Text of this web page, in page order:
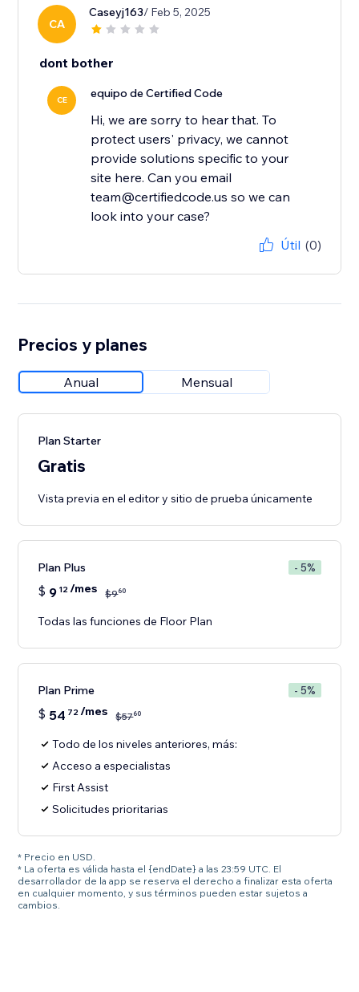
CA
Caseyj163/ Feb 5, 2025
dont bother
CE equipo de Certified Code
Hi, we are sorry to hear that. To
protect users' privacy, we cannot
provide solutions specific to your
site here. Can you email
team@certifiedcode.us so we can
look into your case?
Útil (0)
Precios y planes
Anual Mensual
Plan Starter
Gratis
Vista previa en el editor y sitio de prueba únicamente
Plan Plus - 5%
$ 9 12/mes $960
Todas las funciones de Floor Plan
Plan Prime - 5%
$ 54 72/mes $5760
Todo de los niveles anteriores, más:
Acceso a especialistas
First Assist
Solicitudes prioritarias
* Precio en USD.
* La oferta es válida hasta el {endDate} a las 23:59 UTC. El
desarrollador de la app se reserva el derecho a finalizar esta oferta
en cualquier momento, y sus términos pueden estar sujetos a
cambios.